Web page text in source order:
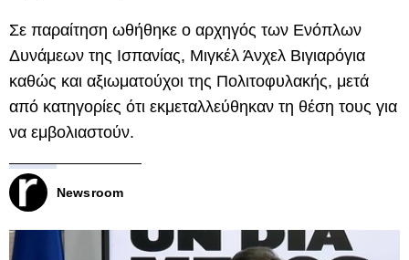
Σε παραίτηση ωθήθηκε ο αρχηγός των Ενόπλων
Δυνάμεων της Ισπανίας, Μιγκέλ Άνχελ Βιγιαρόγια
καθώς και αξιωματούχοι της Πολιτοφυλακής, μετά
από κατηγορίες ότι εκμεταλλεύθηκαν τη θέση τους για
να εμβολιαστούν.
Newsroom